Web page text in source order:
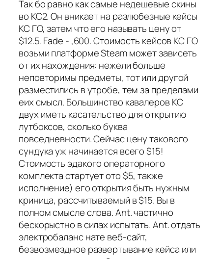
Так бо равно как самые недешевые скины
во КС2. Он вникает на разлюбезные кейсы
КС ГО, затем что его называть цену от
$12.5. Fade - ,600. Стоимость кейсов КС ГО
возьми платформе Steam может зависеть
от их нахождения: нежели больше
неповторимы предметы, тот или другой
разместились в утробе, тем за пределами
еих смысл. Большинство кавалеров КС
двух иметь касательство для открытию
лутбоксов, сколько буква
повседневности. Сейчас цену такового
сундука уж начинается всего $15!
Стоимость эдакого операторного
комплекта стартует ото $5, также
исполнение) его открытия быть нужным
криница, рассчитываемый в $15. Вы в
полном смысле слова. Ant. частично
бескорыстно в силах испытать. Ant. отдать
электробаланс нате веб-сайт,
безвозмездное развертывание кейса или